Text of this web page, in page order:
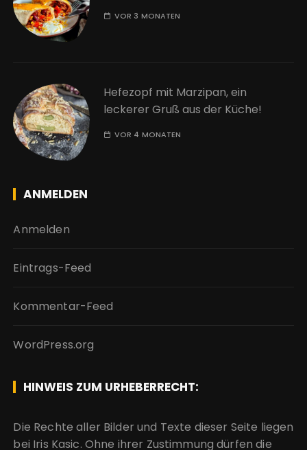
VOR 3 MONATEN
Hefezopf mit Marzipan, ein
leckerer Gruß aus der Küche!
VOR 4 MONATEN
ANMELDEN
Anmelden
Eintrags-Feed
Kommentar-Feed
WordPress.org
HINWEIS ZUM URHEBERRECHT:
Die Rechte aller Bilder und Texte dieser Seite liegen
bei Iris Kasic. Ohne ihrer Zustimmung dürfen die